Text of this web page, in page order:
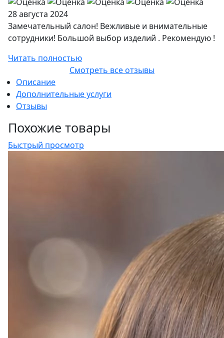
28 августа 2024
Замечательный салон! Вежливые и внимательные
сотрудники! Большой выбор изделий . Рекомендую !
Читать полностью
Смотреть все отзывы
Описание
Дополнительные услуги
Отзывы
Похожие товары
Быстрый просмотр